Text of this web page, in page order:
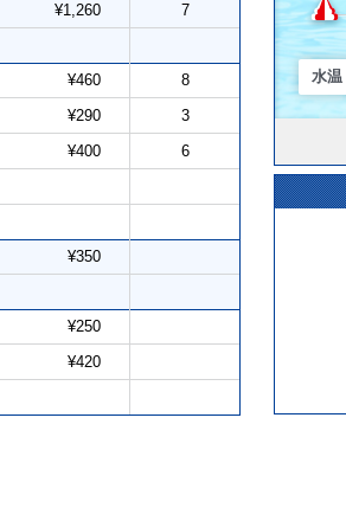
¥1,260 7
¥460 8
¥290 3
¥400 6
¥350
¥250
¥420
水温